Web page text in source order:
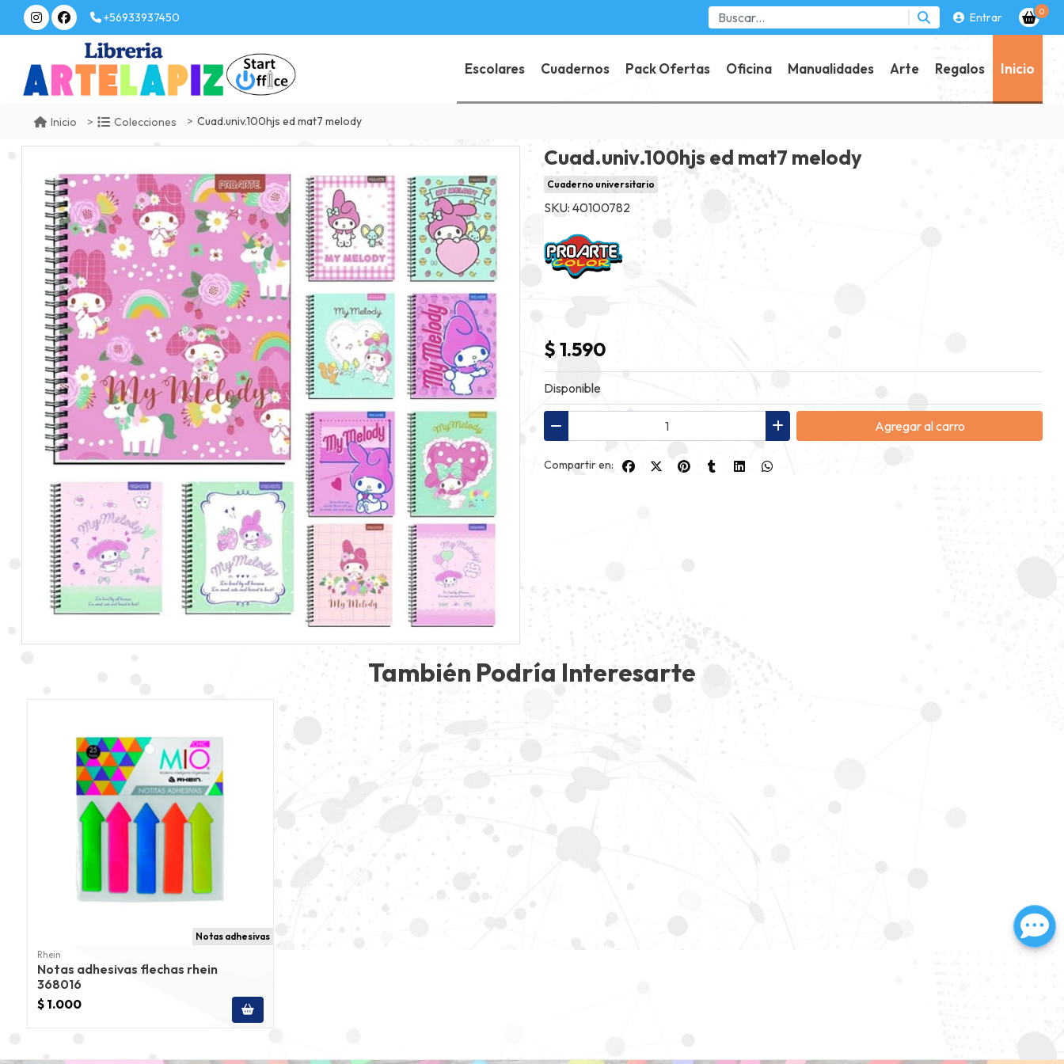
+56933937450 Entrar 0
Escolares Cuadernos Pack Ofertas Oficina Manualidades Arte Regalos Inicio
Inicio Colecciones Cuad.univ.100hjs ed mat7 melody
Cuad.univ.100hjs ed mat7 melody
Cuaderno universitario
SKU: 40100782
$ 1.590
Disponible
Agregaral carro
Compartir en:
También Podría Interesarte
Notas adhesivas
Rhein
Notas adhesivas flechas rhein
368016
$ 1.000